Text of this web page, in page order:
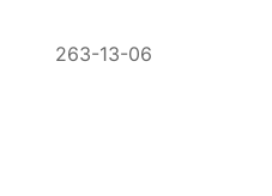
263-13-06